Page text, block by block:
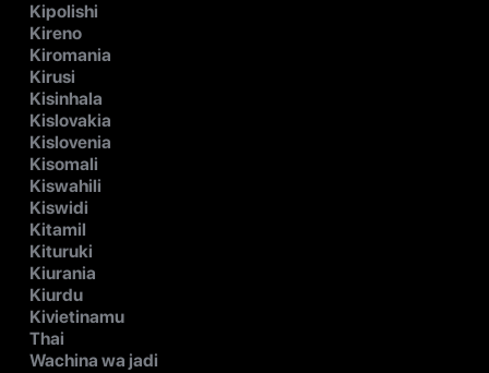
Kipolishi
Kireno
Kiromania
Kirusi
Kisinhala
Kislovakia
Kislovenia
Kisomali
Kiswahili
Kiswidi
Kitamil
Kituruki
Kiurania
Kiurdu
Kivietinamu
Thai
Wachina wa jadi